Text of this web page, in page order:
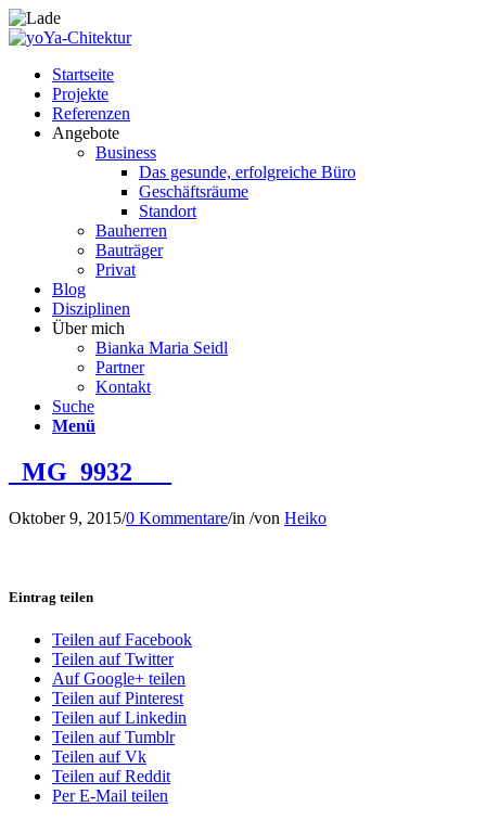
Startseite
Projekte
Referenzen
Angebote
Business
Das gesunde, erfolgreiche Büro
Geschäftsräume
Standort
Bauherren
Bauträger
Privat
Blog
Disziplinen
Über mich
Bianka Maria Seidl
Partner
Kontakt
Suche
Menü
_MG_9932___
Oktober 9, 2015/0 Kommentare/in /von Heiko
Eintrag teilen
Teilen auf Facebook
Teilen auf Twitter
Auf Google+ teilen
Teilen auf Pinterest
Teilen auf Linkedin
Teilen auf Tumblr
Teilen auf Vk
Teilen auf Reddit
Per E-Mail teilen